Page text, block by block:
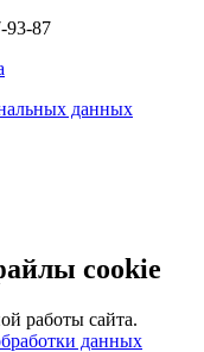
93-87
данных
cookie
работы сайта.
данных